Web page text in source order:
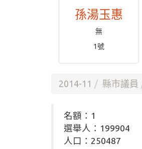
孫湯玉惠
無
1號
2014-11 縣市議員
名額：1
選舉人：199904
人口：250487